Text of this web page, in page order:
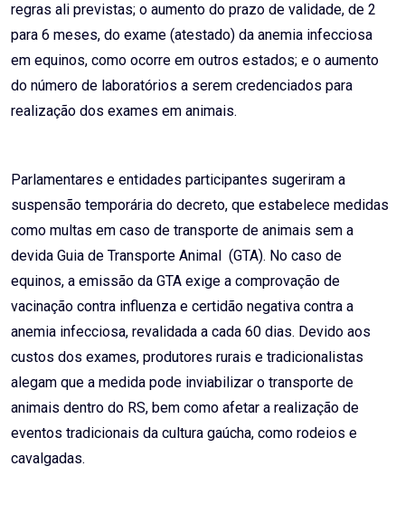
regras ali previstas; o aumento do prazo de validade, de 2
para 6 meses, do exame (atestado) da anemia infecciosa
em equinos, como ocorre em outros estados; e o aumento
do número de laboratórios a serem credenciados para
realização dos exames em animais.
Parlamentares e entidades participantes sugeriram a
suspensão temporária do decreto, que estabelece medidas
como multas em caso de transporte de animais sem a
devida Guia de Transporte Animal (GTA). No caso de
equinos, a emissão da GTA exige a comprovação de
vacinação contra influenza e certidão negativa contra a
anemia infecciosa, revalidada a cada 60 dias. Devido aos
custos dos exames, produtores rurais e tradicionalistas
alegam que a medida pode inviabilizar o transporte de
animais dentro do RS, bem como afetar a realização de
eventos tradicionais da cultura gaúcha, como rodeios e
cavalgadas.